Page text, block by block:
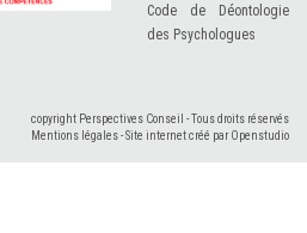
Code de Déontologie
des Psychologues
copyright Perspectives Conseil - Tous droits réservés
Mentions légales-Site internet créé par Openstudio